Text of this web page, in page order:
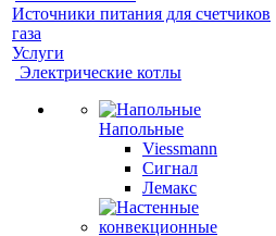
Источники питания для счетчиков
газа
Услуги
Электрические котлы
Напольные
Viessmann
Сигнал
Лемакс